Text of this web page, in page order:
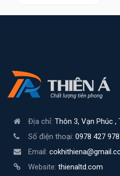
Địa chỉ: Thôn 3, Vạn Phúc ,
Số điện thoại: 0978 427 978
Email:
Website: thienaltd.com